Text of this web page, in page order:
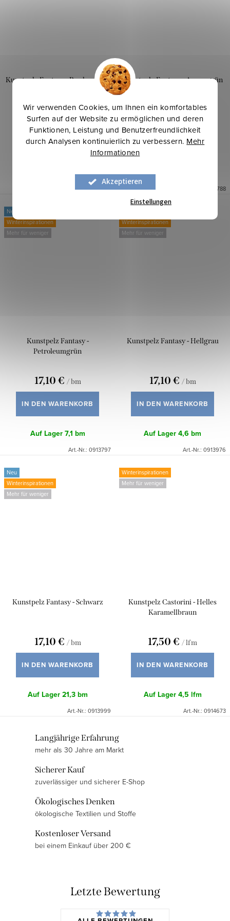
Wir verwenden Cookies, um Ihnen ein komfortables
Surfen auf der Website zu ermöglichen und deren
Funktionen, Leistung und Benutzerfreundlichkeit
durch Analysen kontinuierlich zu verbessern. Mehr
Informationen
Akzeptieren
Einstellungen
Kunstpelz Fantasy - Bordeauxrot
17,10 €/ lfm
IN DEN WARENKORB
3,1 lfm
Art.-Nr.:0913596
Kunstpelz Fantasy - Armeegrün
17,10 € / bm
IN DEN WARENKORB
Auf Lager
0913788
Neu
Winterinspirationen
Mehr für weniger
Kunstpelz Fantasy -
Petroleumgrün
17,10 € / bm
IN DEN WARENKORB
Auf Lager 7,1 bm
Art.-Nr.: 0913797
Winterinspirationen
Mehr für weniger
Kunstpelz Fantasy - Hellgrau
17,10 € / bm
IN DEN WARENKORB
Auf Lager 4,6 bm
Art.-Nr.: 0913976
Neu
Winterinspirationen
Mehr für weniger
Kunstpelz Fantasy - Schwarz
17,10 € / bm
IN DEN WARENKORB
Auf Lager 21,3 bm
Art.-Nr.: 0913999
Winterinspirationen
Mehr für weniger
Kunstpelz Castorini - Helles
Karamellbraun
17,50 € / lfm
IN DEN WARENKORB
Auf Lager 4,5 lfm
Art.-Nr.: 0914673
Langjährige Erfahrung
mehr als 30 Jahre am Markt
Sicherer Kauf
zuverlässiger und sicherer E-Shop
Ökologisches Denken
ökologische Textilien und Stoffe
Kostenloser Versand
bei einem Einkauf über 200 €
Letzte Bewertung